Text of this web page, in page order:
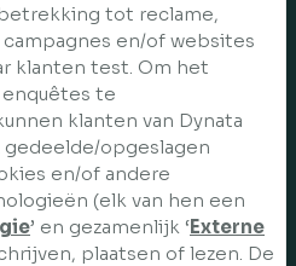
tot reclame,
en/of websites
klanten test. Om het
te
klanten van Dynata
opgeslagen
en/of andere
(elk van hen een
’ en gezamenlijk ‘Externe
plaatsen of lezen. De